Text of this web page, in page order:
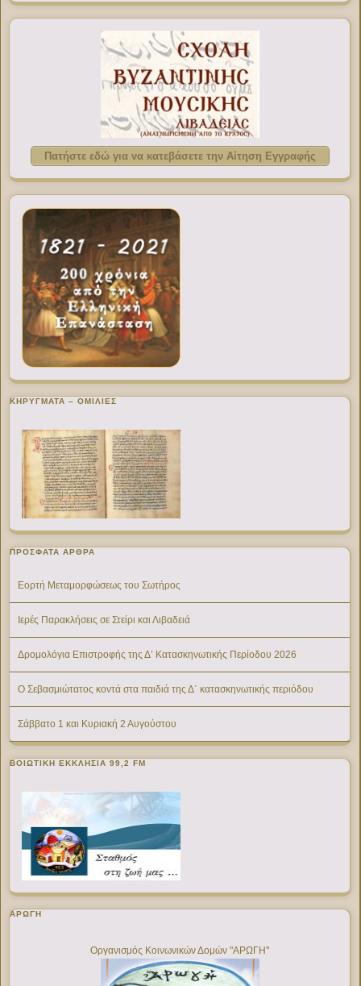
Πατήστε εδώ για να κατεβάσετε την Αίτηση Εγγραφής
ΚΗΡΥΓΜΑΤΑ – ΟΜΙΛΙΕΣ
ΠΡΌΣΦΑΤΑ ΆΡΘΡΑ
Εορτή Μεταμορφώσεως του Σωτήρος
Ιερές Παρακλήσεις σε Στείρι και Λιβαδειά
Δρομολόγια Επιστροφής της Δ’ Κατασκηνωτικής Περίοδου 2026
Ο Σεβασμιώτατος κοντά στα παιδιά της Δ΄ κατασκηνωτικής περιόδου
Σάββατο 1 και Κυριακή 2 Αυγούστου
ΒΟΙΩΤΙΚΉ ΕΚΚΛΗΣΊΑ 99,2 FM
ΑΡΩΓΗ
Οργανισμός Κοινωνικών Δομών "ΑΡΩΓΗ"